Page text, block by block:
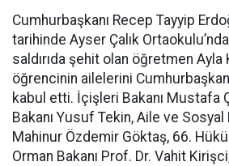
Cumhurbaşkanı Recep Tayyip
tarihinde Ayser Çalık
saldırıda şehit olan öğretmen Ayla
öğrencinin ailelerini
kabul etti. İçişleri Bakanı Mustafa
Bakanı Yusuf Tekin, Aile ve Sosyal
Mahinur Özdemir Göktaş, 66.
Orman Bakanı Prof. Dr. Vahit